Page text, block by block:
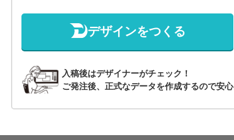
デザインをつくる
入稿後はデザイナーがチェック！
ご発注後、正式なデータを作成するので安心